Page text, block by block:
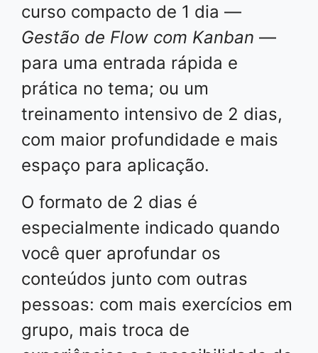
curso compacto de 1 dia —
Gestão de Flow com Kanban —
para uma entrada rápida e
prática no tema; ou um
treinamento intensivo de 2 dias,
com maior profundidade e mais
espaço para aplicação.
O formato de 2 dias é
especialmente indicado quando
você quer aprofundar os
conteúdos junto com outras
pessoas: com mais exercícios em
grupo, mais troca de